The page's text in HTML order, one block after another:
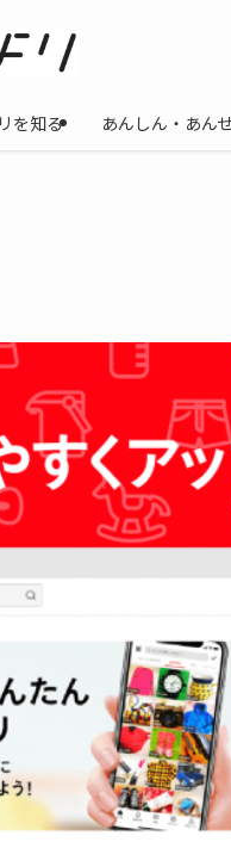
を知る あんしん・あん